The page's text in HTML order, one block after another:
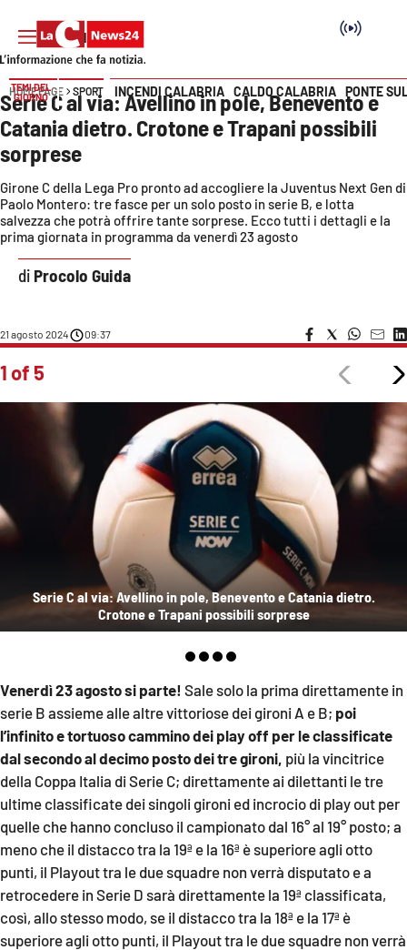
SEZIONI
Cronaca
Politica
Attualità
Economia e lavoro
Italia Mondo
Sanità
Sport
Meteo
VIDEO
Ambiente
Cronaca
Cultura
Economia e Lavoro
Vai
TEMI DEL
GIORNO
INCENDI CALABRIA CALDO CALABRIA PONTE
HOME PAGE SPORT
Serie C al via: Avellino in pole, Benevento e
Catania dietro. Crotone e Trapani possibili
sorprese
Girone C della Lega Pro pronto ad accogliere la Juventus Next Gen di
Paolo Montero: tre fasce per un solo posto in serie B, e lotta
salvezza che potrà offrire tante sorprese. Ecco tutti i dettagli e la
prima giornata in programma da venerdì 23 agosto
Procolo Guida
21 agosto 2024 09:37
1 of 5
Serie C al via: Avellino in pole, Benevento e Catania dietro.
Crotone e Trapani possibili sorprese
Venerdì 23 agosto si parte! Sale solo la prima direttamente in
serie B assieme alle altre vittoriose dei gironi A e B; poi
l’infinito e tortuoso cammino dei play off per le classificate
dal secondo al decimo posto dei tre gironi, più la vincitrice
della Coppa Italia di Serie C; direttamente ai dilettanti le tre
ultime classificate dei singoli gironi ed incrocio di play out per
quelle che hanno concluso il campionato dal 16° al 19° posto; a
meno che il distacco tra la 19ª e la 16ª è superiore agli otto
punti, il Playout tra le due squadre non verrà disputato e a
retrocedere in Serie D sarà direttamente la 19ª classificata,
così, allo stesso modo, se il distacco tra la 18ª e la 17ª è
superiore agli otto punti, il Playout tra le due squadre non verrà